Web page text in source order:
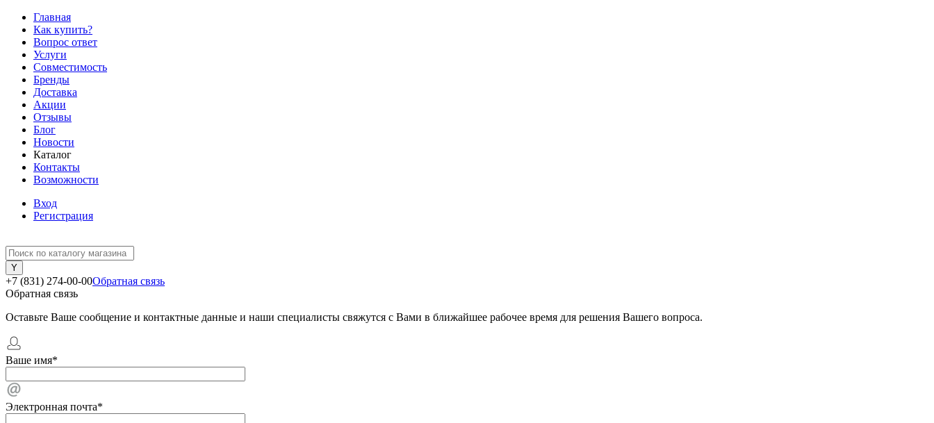
Главная
Как купить?
Вопрос ответ
Услуги
Совместимость
Бренды
Доставка
Акции
Отзывы
Блог
Новости
Каталог
Контакты
Возможности
Вход
Регистрация
+7 (831) 274-00-00Обратная связь
Обратная связь
Оставьте Ваше сообщение и контактные данные и наши специалисты свяжутся с Вами в ближайшее рабочее время для решения Вашего вопроса.
Ваше имя*
Электронная почта*